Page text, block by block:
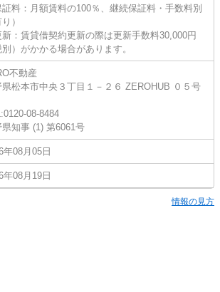
証料：月額賃料の100％、継続保証料・手数料別
）
新：賃貸借契約更新の際は更新手数料30,000円
別）がかかる場合があります。
不動産
県松本市中央３丁目１－２６ ZEROHUB ０５号
08-8484
県知事 (1) 第6061号
年08月05日
年08月19日
情報の見方